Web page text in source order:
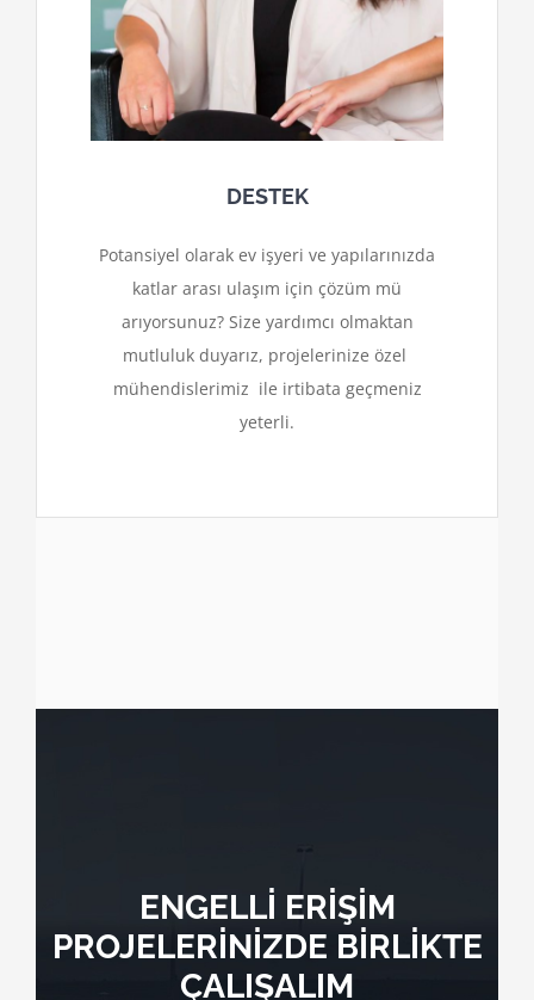
DESTEK
Potansiyel olarak ev işyeri ve yapılarınızda
katlar arası ulaşım için çözüm mü
arıyorsunuz? Size yardımcı olmaktan
mutluluk duyarız, projelerinize özel
mühendislerimiz ile irtibata geçmeniz
yeterli.
ENGELLİ ERİŞİM
PROJELERİNİZDE BİRLİKTE
ÇALIŞALIM